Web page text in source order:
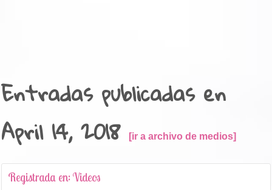
Entradas publicadas en
April 14, 2018
ir a archivo de medios
Registrada en: Videos